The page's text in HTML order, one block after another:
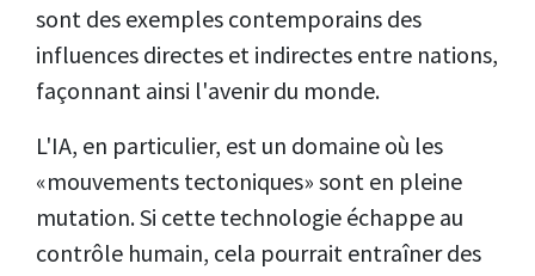
sont des exemples contemporains des
influences directes et indirectes entre nations,
façonnant ainsi l'avenir du monde.
L'IA, en particulier, est un domaine où les
«mouvements tectoniques» sont en pleine
mutation. Si cette technologie échappe au
contrôle humain, cela pourrait entraîner des